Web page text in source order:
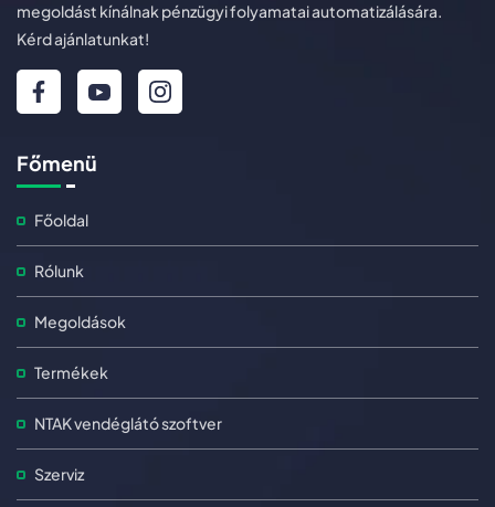
megoldást kínálnak pénzügyi folyamatai automatizálására.
Kérd ajánlatunkat!
Főmenü
Főoldal
Rólunk
Megoldások
Termékek
NTAK vendéglátó szoftver
Szerviz